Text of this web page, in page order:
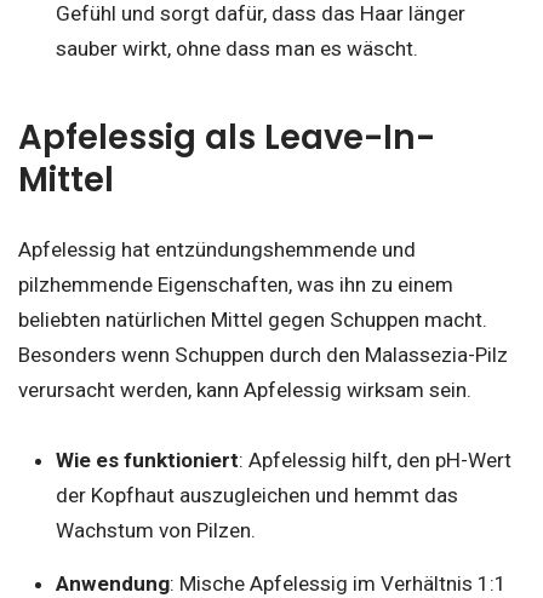
Gefühl und sorgt dafür, dass das Haar länger
sauber wirkt, ohne dass man es wäscht.
Apfelessig als Leave-In-
Mittel
Apfelessig hat entzündungshemmende und
pilzhemmende Eigenschaften, was ihn zu einem
beliebten natürlichen Mittel gegen Schuppen macht.
Besonders wenn Schuppen durch den Malassezia-Pilz
verursacht werden, kann Apfelessig wirksam sein.
Wie es funktioniert: Apfelessig hilft, den pH-Wert
der Kopfhaut auszugleichen und hemmt das
Wachstum von Pilzen.
Anwendung: Mische Apfelessig im Verhältnis 1:1